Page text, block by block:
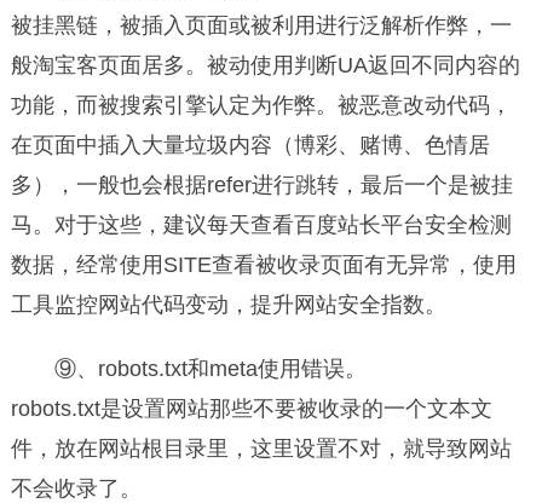
被挂黑链，被插入页面或被利用进行泛解析作弊，一
般淘宝客页面居多。被动使用判断UA返回不同内容的
功能，而被搜索引擎认定为作弊。被恶意改动代码，
在页面中插入大量垃圾内容（博彩、赌博、色情居
多），一般也会根据refer进行跳转，最后一个是被挂
马。对于这些，建议每天查看百度站长平台安全检测
数据，经常使用SITE查看被收录页面有无异常，使用
工具监控网站代码变动，提升网站安全指数。
⑨、robots.txt和meta使用错误。
robots.txt是设置网站那些不要被收录的一个文本文
件，放在网站根目录里，这里设置不对，就导致网站
不会收录了。